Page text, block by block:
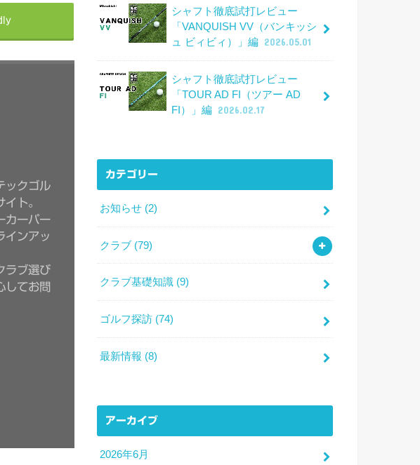
ックゴル
ト。
カーパー
インアッ
ラブ選び
してお問
シャフト徹底試打レビュー
「VANQUISH VV（バンキッシ
ュ ビィビィ）」編 2026.05.01
シャフト徹底試打レビュー
「TOUR AD FI（ツアー AD
FI）」編 2026.02.17
カテゴリー
お知らせ (2)
クラブ (79)
クラブ基礎知識 (9)
ゴルフ探訪 (74)
最新情報 (8)
アーカイブ
2026年6月